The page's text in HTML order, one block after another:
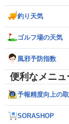
釣り天気
ゴルフ場の天気
風邪予防指数
便利なメニュ
予報精度向上の
SORASHOP